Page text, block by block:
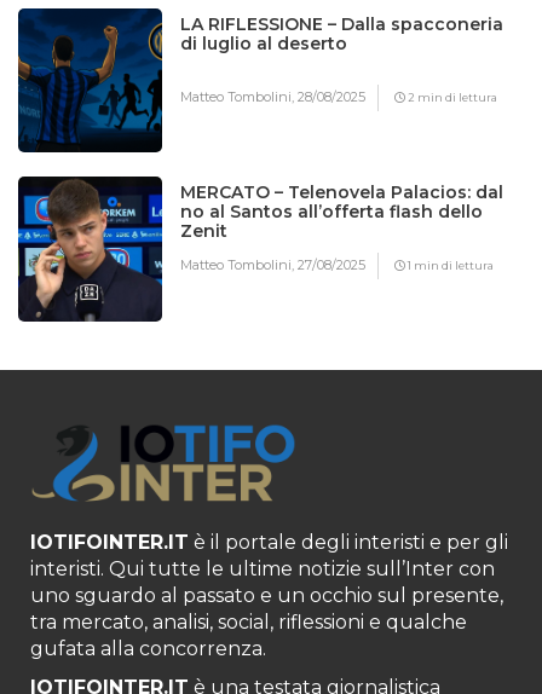
LA RIFLESSIONE – Dalla spacconeria
di luglio al deserto
Matteo Tombolini,28/08/2025 2 min di lettura
MERCATO – Telenovela Palacios: dal
no al Santos all’offerta flash dello
Zenit
Matteo Tombolini,27/08/2025 1 min di lettura
IOTIFOINTER.IT è il portale degli interisti e per gli
interisti. Qui tutte le ultime notizie sull’Inter con
uno sguardo al passato e un occhio sul presente,
tra mercato, analisi, social, riflessioni e qualche
gufata alla concorrenza.
IOTIFOINTER.IT è una testata giornalistica